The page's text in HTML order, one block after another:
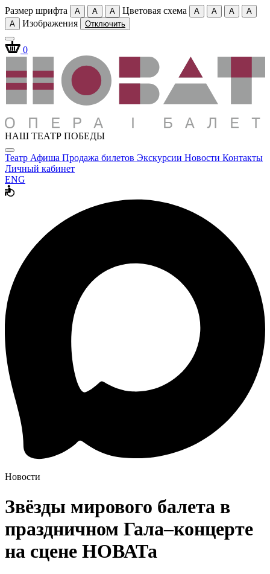
Размер шрифта A A A Цветовая схема A A A
A
A
Изображения Отключить
0
НАШ ТЕАТР ПОБЕДЫ
Театр Афиша Продажа билетов Экскурсии Новости Контакты
Личный кабинет
ENG
Новости
Звёзды мирового балета в
праздничном Гала–концерте
на сцене НОВАТа